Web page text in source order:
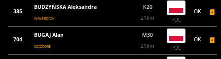
385
BUDZYŃSKA Aleksandra
WAŁBRZYCH
K20
21km
POL
OK
704
BUGAJ Alan
SZCZODRE
M30
21km
POL
OK